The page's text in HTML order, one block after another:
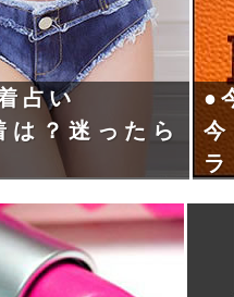
占い
は？迷ったら
●
ラ